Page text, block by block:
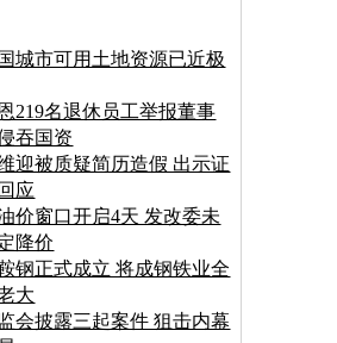
城市可用土地资源已近极
219名退休员工举报董事
吞国资
迎被质疑简历造假 出示证
应
价窗口开启4天 发改委未
降价
钢正式成立 将成钢铁业全
大
会披露三起案件 狙击内幕